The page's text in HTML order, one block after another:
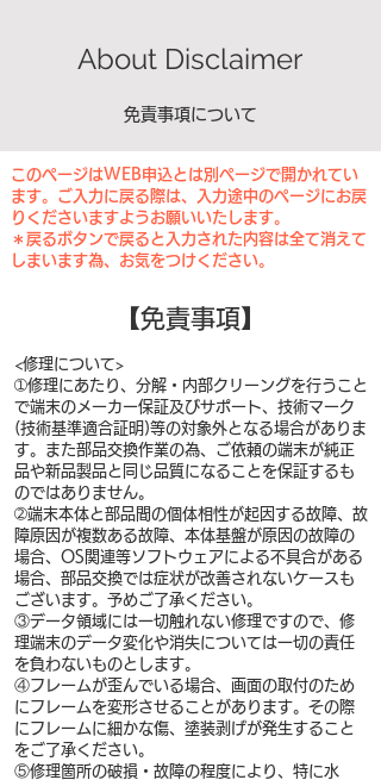
About Disclaimer
免責事項について
​このページはWEB申込とは別ページで開かれてい
ます。ご入力に戻る際は、入力途中のページにお戻
りくださいますようお願いいたします。
​＊戻るボタンで戻ると入力された内容は全て消えて
しまいます為、お気をつけください。
【免責事項】
<修理について>
➀修理にあたり、分解・内部クリーングを行うこと
で端末のメーカー保証及びサポート、技術マーク
(技術基準適合証明)等の対象外となる場合がありま
す。また部品交換作業の為、ご依頼の端末が純正
品や新品製品と同じ品質になることを保証するも
のではありません。
➁端末本体と部品間の個体相性が起因する故障、故
障原因が複数ある故障、本体基盤が原因の故障の
場合、OS関連等ソフトウェアによる不具合がある
場合、部品交換では症状が改善されないケースも
ございます。予めご了承ください。
③データ領域には一切触れない修理ですので、修
理端末のデータ変化や消失については一切の責任
を負わないものとします。
④フレームが歪んでいる場合、画面の取付のため
にフレームを変形させることがあります。その際
にフレームに細かな傷、塗装剥げが発生すること
をご了承ください。
⑤修理箇所の破損・故障の程度により、特に水